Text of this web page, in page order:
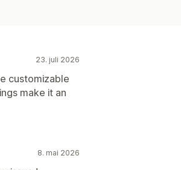
23. juli 2026
customizable
make it an
8. mai 2026